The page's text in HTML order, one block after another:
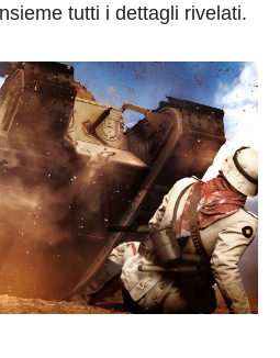
tutti i dettagli rivelati.